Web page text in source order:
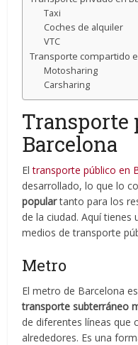
Taxi
Coches de alquiler
VTC
Transporte compartido
Motosharing
Carsharing
Transporte
Barcelona
Eltransporte público en
desarrollado, lo que lo
populartanto para los
de la ciudad. Aquí tienes
medios de transporte
Metro
El metro de Barcelona
transporte subterráneo
de diferentes líneas que
alrededores. Es una